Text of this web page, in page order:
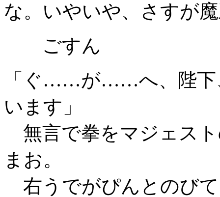
な。いやいや、さすが
ごすん
「ぐ……が……へ、陛下
います」
無言で拳をマジェス
まお。
右うでがぴんとのび